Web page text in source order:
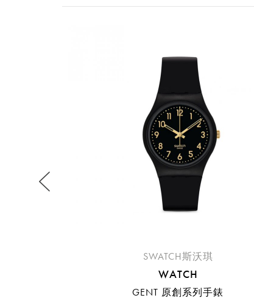
SWATCH斯沃琪
WATCH
GENT 原創系列手錶